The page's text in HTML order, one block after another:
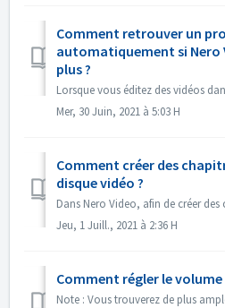
Comment retrouver un
automatiquement si Nero
plus ?
Mer, 30 Juin, 2021 à 5:03 H
Comment créer des
disque vidéo ?
Jeu, 1 Juill., 2021 à 2:36 H
Comment régler le